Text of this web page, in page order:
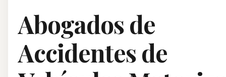
Abogados de
Accidentes de